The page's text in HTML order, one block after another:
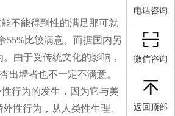
不能得到性的满足那可就
55%比较满意。而据国内另
由于受传统文化的影响，
出墙者也不一定不满意。
行为的发生，因为它与美
性行为，从人类性生理、
电话咨询
微信咨询
返回顶部